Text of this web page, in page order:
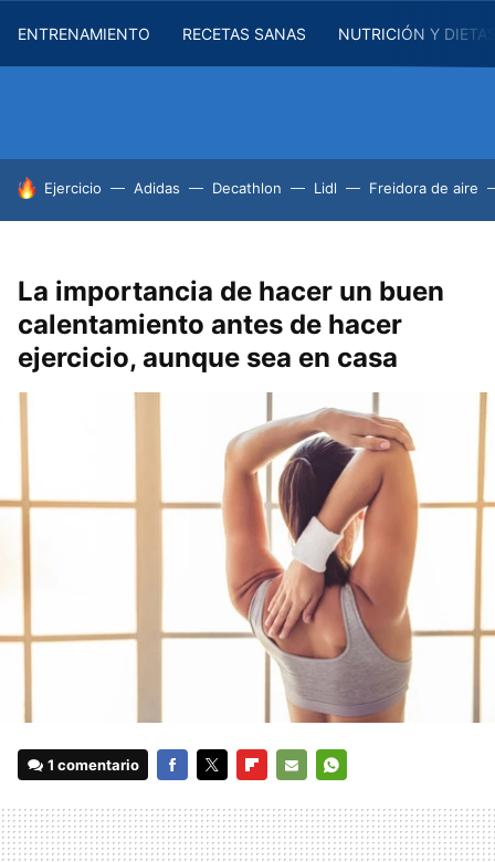
ENTRENAMIENTO RECETAS SANAS NUTRICIÓN Y
HOY SE HABLA DE
Ejercicio Adidas Decathlon Lidl Freidora de aire
La importancia de hacer un buen
calentamiento antes de hacer
ejercicio, aunque sea en casa
1 comentario
MAIL